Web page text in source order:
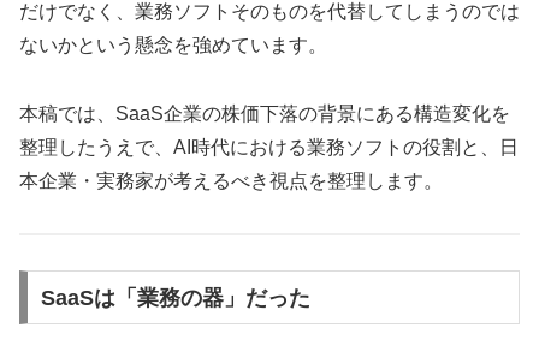
だけでなく、業務ソフトそのものを代替してしまうのでは
ないかという懸念を強めています。
本稿では、SaaS企業の株価下落の背景にある構造変化を
整理したうえで、AI時代における業務ソフトの役割と、日
本企業・実務家が考えるべき視点を整理します。
SaaSは「業務の器」だった